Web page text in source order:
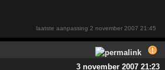
laatste aanpassing2 november 2007 21:45
3 november 2007 21:23